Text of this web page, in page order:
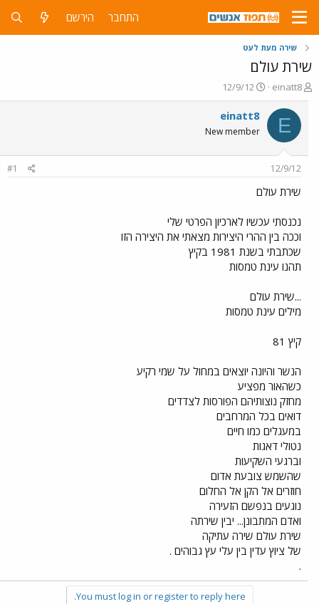
התחבר הירשם
שירה מעת לעט
שירת עולם
פ
ו
ת
ח
ה
ש
א
einatt8
פ
ו
ר
ם
12/9/12
E
einatt8
New member
12/9/12
#1
שירת עולם
נכנסתי עכשיו לארכיון הפרטי שלי
וככה בין ההרי היצירות מצאתי את היצירה הזו
שכתבתי בשנת 1981 בקיץ
תהנו עינת טמסות
...שירת עולם
מילים עינת טמסות
קיץ 81
הנשר והיונה יוצאים במחול על שמי רקיע
כשהאור מפציע
מחזק נוצותיהם הפורסות לצדדים
דואים בכל המרחבים
במעגלים כמו חיים
נטולי דאגות
וברגעי השקיעות
שהשמש צובעת אדום
חוזרים אל הקן אל החלום
נוגעים בנפשם הזעירה
ואדם המתבונן... יבין שירתה
שירת עולם שירה עתיקה
של ציוץ עדין בין עלי עץ גבוהים .
.
You must log in or register to reply here.